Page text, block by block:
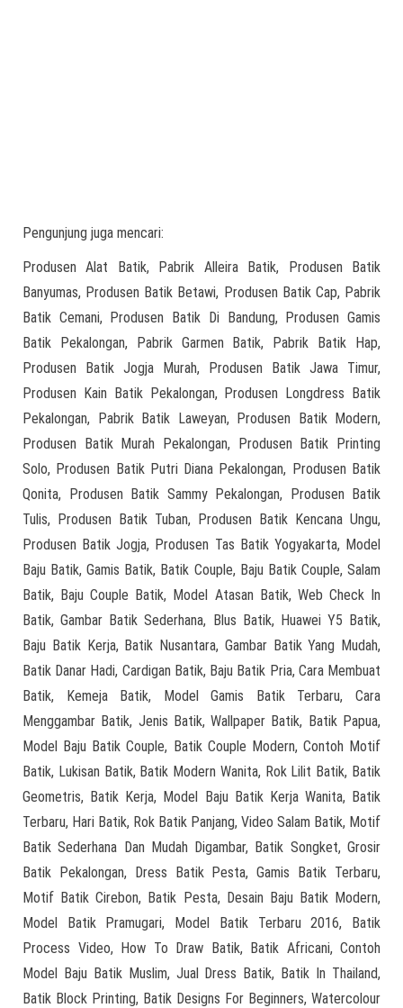
Pengunjung juga mencari:
Produsen Alat Batik, Pabrik Alleira Batik, Produsen Batik
Banyumas, Produsen Batik Betawi, Produsen Batik Cap, Pabrik
Batik Cemani, Produsen Batik Di Bandung, Produsen Gamis
Batik Pekalongan, Pabrik Garmen Batik, Pabrik Batik Hap,
Produsen Batik Jogja Murah, Produsen Batik Jawa Timur,
Produsen Kain Batik Pekalongan, Produsen Longdress Batik
Pekalongan, Pabrik Batik Laweyan, Produsen Batik Modern,
Produsen Batik Murah Pekalongan, Produsen Batik Printing
Solo, Produsen Batik Putri Diana Pekalongan, Produsen Batik
Qonita, Produsen Batik Sammy Pekalongan, Produsen Batik
Tulis, Produsen Batik Tuban, Produsen Batik Kencana Ungu,
Produsen Batik Jogja, Produsen Tas Batik Yogyakarta, Model
Baju Batik, Gamis Batik, Batik Couple, Baju Batik Couple, Salam
Batik, Baju Couple Batik, Model Atasan Batik, Web Check In
Batik, Gambar Batik Sederhana, Blus Batik, Huawei Y5 Batik,
Baju Batik Kerja, Batik Nusantara, Gambar Batik Yang Mudah,
Batik Danar Hadi, Cardigan Batik, Baju Batik Pria, Cara Membuat
Batik, Kemeja Batik, Model Gamis Batik Terbaru, Cara
Menggambar Batik, Jenis Batik, Wallpaper Batik, Batik Papua,
Model Baju Batik Couple, Batik Couple Modern, Contoh Motif
Batik, Lukisan Batik, Batik Modern Wanita, Rok Lilit Batik, Batik
Geometris, Batik Kerja, Model Baju Batik Kerja Wanita, Batik
Terbaru, Hari Batik, Rok Batik Panjang, Video Salam Batik, Motif
Batik Sederhana Dan Mudah Digambar, Batik Songket, Grosir
Batik Pekalongan, Dress Batik Pesta, Gamis Batik Terbaru,
Motif Batik Cirebon, Batik Pesta, Desain Baju Batik Modern,
Model Batik Pramugari, Model Batik Terbaru 2016, Batik
Process Video, How To Draw Batik, Batik Africani, Contoh
Model Baju Batik Muslim, Jual Dress Batik, Batik In Thailand,
Batik Block Printing, Batik Designs For Beginners, Watercolour